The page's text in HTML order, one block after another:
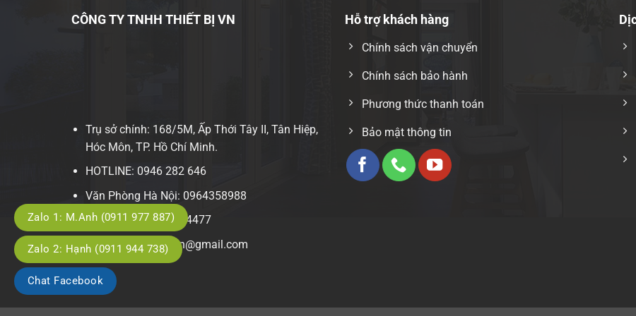
Lọc bị tắc, bẩn
Kết hợp thay dầu định kỳ để đạt hiệu quả tối ưu
ỨNG DỤNG
Bơm hút chân không Busch
Máy đóng gói công nghiệp
Dây chuyền sản xuất thực phẩm, dược phẩm
CÔNG TY TNHH THIẾT BỊ VN
Trụ sở chính: 168/5M, Ấp Thới Tây II, Tân Hiệp,
Hóc Môn, TP. Hồ Chí Minh.
HOTLINE: 0946 282 646
Văn Phòng Hà Nội: 0964358988
Điện thoại: 0949 38 4477
Email: info.thietbivn@gmail.com
Hỗ trợ khách hàng
Chính sách vận chuyển
Chính sách bảo hành
Phương thức thanh toán
Bảo mật thông tin
Zalo 1: M.Anh (0911 977 887)
Zalo 2: Hạnh (0911 944 738)
Chat Facebook